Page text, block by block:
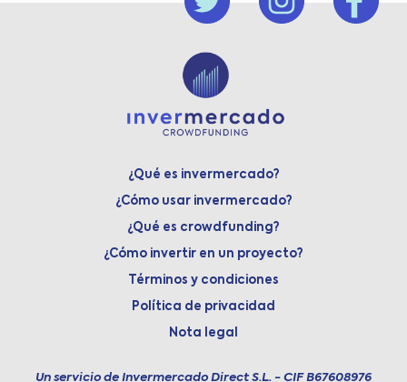
¿Qué es invermercado?
¿Cómo usar invermercado?
¿Qué es crowdfunding?
¿Cómo invertir en un proyecto?
Términos y condiciones
Política de privacidad
Nota legal
Un servicio de Invermercado Direct S.L. - CIF B67608976